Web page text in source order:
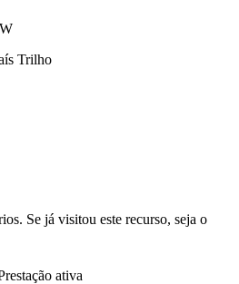
Trilho
Se já visitou este recurso, seja o
ativa